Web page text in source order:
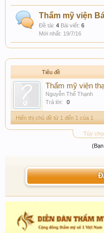
Thẩm mỹ viện
Đề tài: 4 Bài viết: 6
19/7/16
Tiêu đề
Thẩm mỹ viện
Nguyễn Thế Thạnh
Trả lời:
0
Hiển thị chủ đề từ 1 đến 1 của 1
Tùy